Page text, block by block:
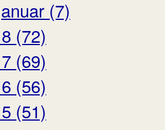
(7)
(72)
(69)
(56)
(51)